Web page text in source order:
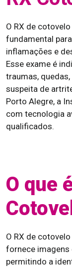
O RX de
fundamental
inflamações e
Esse exame é
traumas,
suspeita de
Porto Alegre, a
com tecnologia
qualificados.
O que
O RX de
fornece imagens
permitindo a